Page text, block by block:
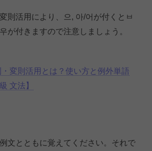
則活用により、으, 아/어が付くとㅂ
が付きますので注意しましょう。
変則活用とは？使い方と例外単語
文法】
文とともに覚えてください。それで